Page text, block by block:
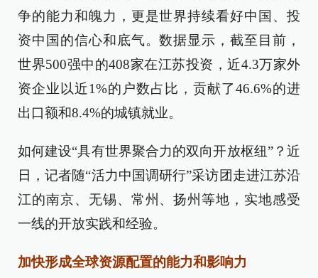
争的能力和魄力，更是世界持续看好中国、投
资中国的信心和底气。数据显示，截至目前，
世界500强中的408家在江苏投资，近4.3万家外
资企业以近1%的户数占比，贡献了46.6%的进
出口额和8.4%的城镇就业。
如何建设“具有世界聚合力的双向开放枢纽”？近
日，记者随“活力中国调研行”采访团走进江苏沿
江的南京、无锡、常州、扬州等地，实地感受
一线的开放实践和经验。
加快形成全球资源配置的能力和影响力